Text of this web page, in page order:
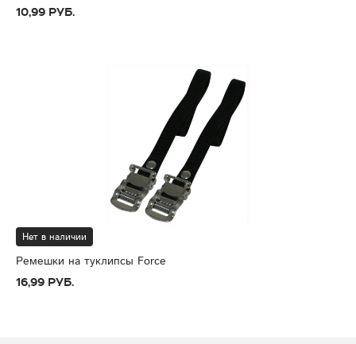
10,99 руб.
Нет в наличии
Ремешки на туклипсы Force
16,99 руб.